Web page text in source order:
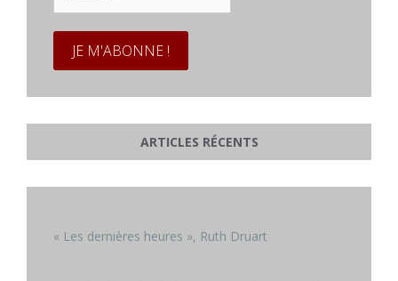
ARTICLES RÉCENTS
« Les dernières heures », Ruth Druart